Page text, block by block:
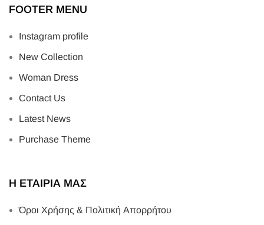
FOOTER MENU
Instagram profile
New Collection
Woman Dress
Contact Us
Latest News
Purchase Theme
Η ΕΤΑΙΡΙΑ ΜΑΣ
Όροι Χρήσης & Πολιτική Απορρήτου